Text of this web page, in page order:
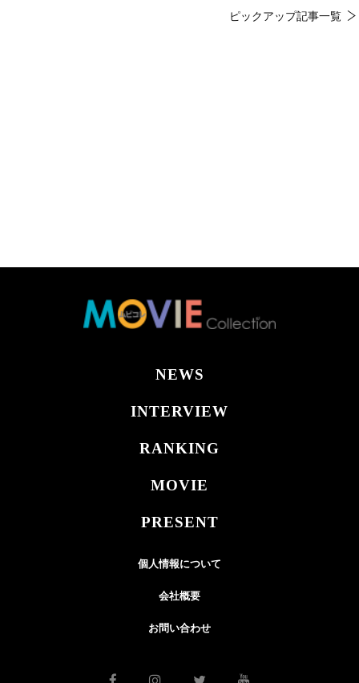
ピックアップ記事一覧
NEWS
INTERVIEW
RANKING
MOVIE
PRESENT
個人情報について
会社概要
お問い合わせ